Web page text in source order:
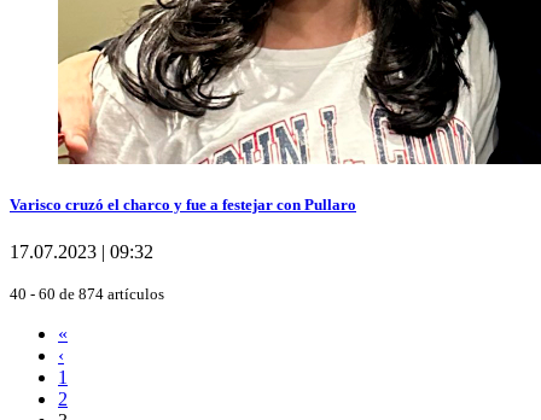
Varisco cruzó el charco y fue a festejar con Pullaro
17.07.2023 | 09:32
40 - 60 de 874 artículos
«
‹
1
2